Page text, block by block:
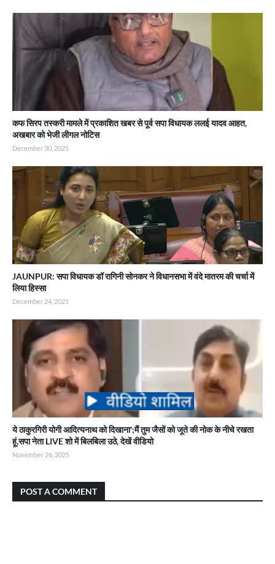
कफ सिरप तस्करी मामले में प्रकाशित खबर से पूर्व सपा विधायक ललई यादव आहत,
अखबार को भेजी लीगल नोटिस
December 30, 2025
JAUNPUR: सपा विधायक डॉ रागिनी सोनकर ने विधानसभा में वंदे मातरम की चर्चा में
लिया हिस्सा
December 24, 2025
ये ठाकुरगिरी योगी आदित्यनाथ को दिखाना';मैं तुम जैसों को जूते की नोक के नीचे रखता
हूं,सपा नेता LIVE शो में बिलबिला उठे, देखें वीडियो
November 26, 2025
POST A COMMENT